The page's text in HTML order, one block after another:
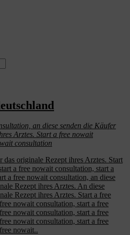
an diese senden die Käufer
Arztes. Start a free nowait
consultation
das originale Rezept ihres Arztes. Start
a free nowait consultation, start a
a free nowait consultation, an diese
Rezept ihres Arztes. An diese
Rezept ihres Arztes. Start a free
nowait consultation, start a free
nowait consultation, start a free
nowait consultation, start a free
nowait..